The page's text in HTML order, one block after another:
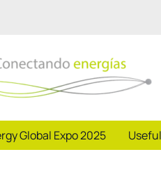
Global Expo 2025